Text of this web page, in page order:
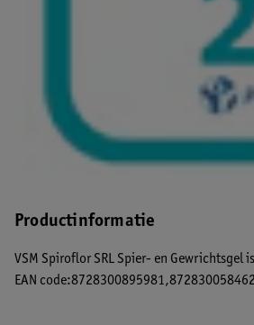
Productinformatie
VSM Spiroflor SRL Spier- en Gewrichtsgel
EAN